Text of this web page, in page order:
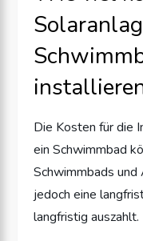
Die Kosten für die
ein Schwimmbad
Schwimmbads
jedoch eine
langfristig auszahlt.